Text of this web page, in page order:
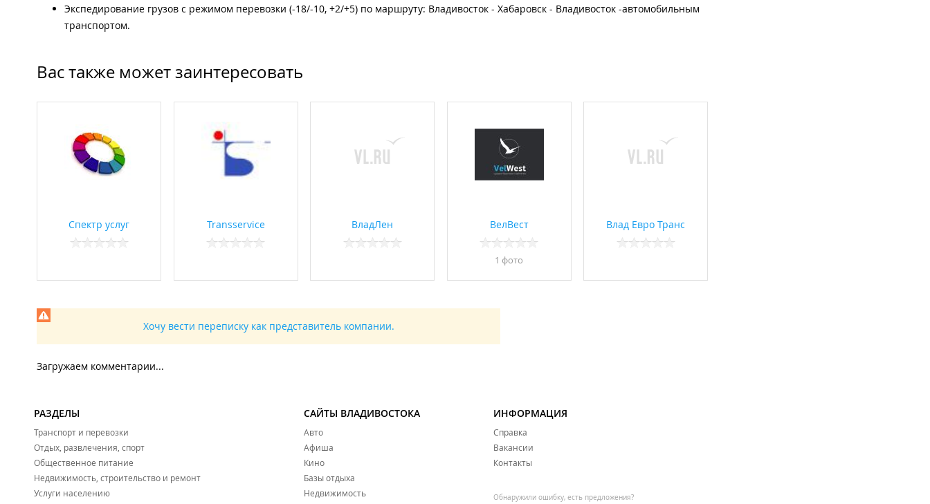
Экспедирование грузов с режимом перевозки (-18/-10, +2/+5) по маршруту: Владивосток - Хабаровск - Владивосток -автомобильным
транспортом.
Вас также может заинтересовать
Спектр услуг Transservice ВладЛен ВелВест
1 фото
Влад Евро Транс
Хочу вести переписку как представитель компании.
Загружаем комментарии...
РАЗДЕЛЫ
Транспорт и перевозки
Отдых, развлечения, спорт
Общественное питание
Недвижимость, строительство и ремонт
Услуги населению
САЙТЫ ВЛАДИВОСТОКА
Авто
Афиша
Кино
Базы отдыха
Недвижимость
ИНФОРМАЦИЯ
Справка
Вакансии
Контакты
Обнаружили ошибку, есть предложения?